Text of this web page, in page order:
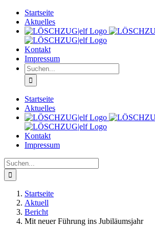
Zum
Inhalt
springen
Startseite
Aktuelles
Kontakt
Impressum
Suche
nach:
Startseite
Aktuelles
Kontakt
Impressum
Suche
nach:
Startseite
Aktuell
Bericht
Mit neuer Führung ins Jubiläumsjahr